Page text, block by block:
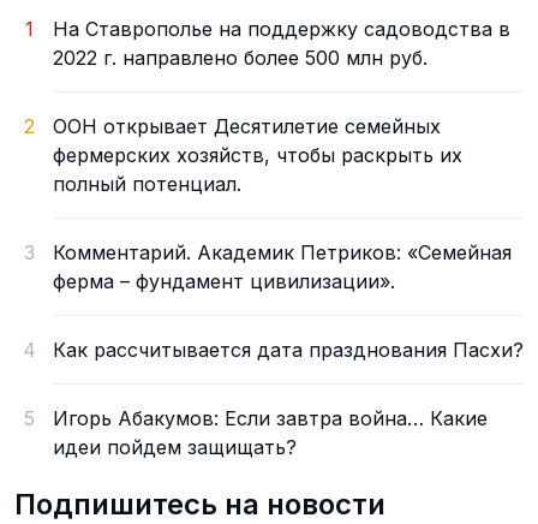
1
На Ставрополье на поддержку садоводства в
2022 г. направлено более 500 млн руб.
2
ООН открывает Десятилетие семейных
фермерских хозяйств, чтобы раскрыть их
полный потенциал.
3
Комментарий. Академик Петриков: «Семейная
ферма – фундамент цивилизации».
4 Как рассчитывается дата празднования Пасхи?
5
Игорь Абакумов: Если завтра война… Какие
идеи пойдем защищать?
Подпишитесь на новости